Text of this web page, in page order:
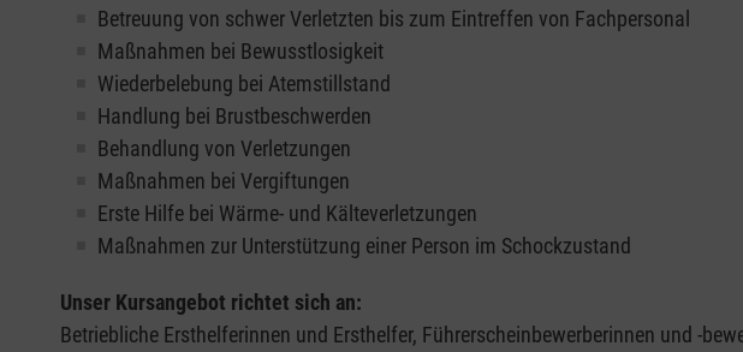
Betreuung von schwer Verletzten bis zum Eintreffen von Fachpersonal
Maßnahmen bei Bewusstlosigkeit
Wiederbelebung bei Atemstillstand
Handlung bei Brustbeschwerden
Behandlung von Verletzungen
Maßnahmen bei Vergiftungen
Erste Hilfe bei Wärme- und Kälteverletzungen
Maßnahmen zur Unterstützung einer Person im Schockzustand
Unser Kursangebot richtet sich an:
Betriebliche Ersthelferinnen und Ersthelfer, Führerscheinbewerberinnen und -